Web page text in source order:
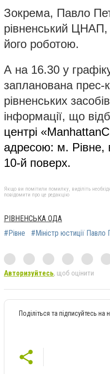
Зокрема, Павло
рівненський
його роботою.
А на 16.30 у
запланована прес-
рівненських
інформації, що
центрі «
адресою: м. Рівне,
10-й поверх.
Якщо ви помітили помилку, виділіть
повідомити про це редакцію
РІВНЕНСЬКА ОДА
#Рівне
#Міністр юстиції Павло
Авторизуйтесь, щоб оцінити
Поділіться та підписуйтесь на